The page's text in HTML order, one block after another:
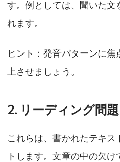
す。例としては、聞いた文
れます。
ヒント：発音パターンに
上させましょう。
2. リーディング問題
これらは、書かれたテキ
トします。文章の中の欠け